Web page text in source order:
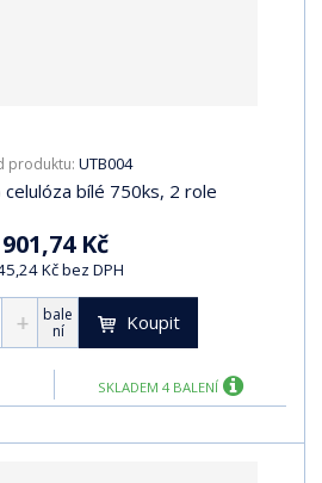
produktu: UTB004
bílé 750ks, 2 role
901,74 Kč
Kč bez DPH
bale
ní
Koupit
SKLADEM 4 BALENÍ